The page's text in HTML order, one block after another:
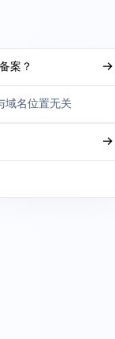
案？
域名位置无关